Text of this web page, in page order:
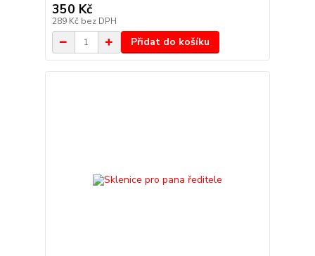
350 Kč
289 Kč bez DPH
Přidat do košíku